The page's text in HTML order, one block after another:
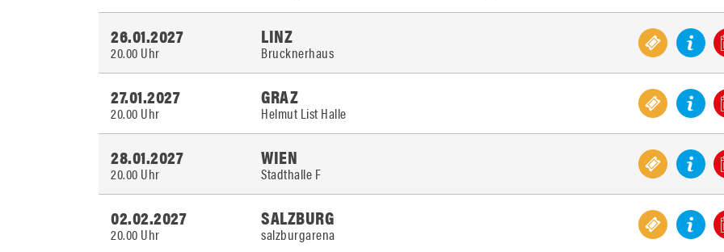
26.01.2027
20.00 Uhr
LINZ
Brucknerhaus
27.01.2027
20.00 Uhr
GRAZ
Helmut List Halle
28.01.2027
20.00 Uhr
WIEN
Stadthalle F
02.02.2027
20.00 Uhr
SALZBURG
salzburgarena